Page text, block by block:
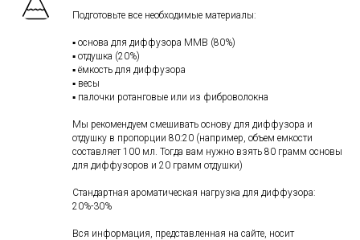
Подготовьте все необходимые материалы:
▪️ основа для диффузора MMB (80%)
▪️ отдушка (20%)
▪️ ёмкость для диффузора
▪️ весы
▪️ палочки ротанговые или из фиброволокна
Мы рекомендуем смешивать основу для диффузора и
отдушку в пропорции 80:20 (например, объем емкости
составляет 100 мл. Тогда вам нужно взять 80 грамм основы
для диффузоров и 20 грамм отдушки)
Стандартная ароматическая нагрузка для диффузора:
20%-30%
Вся информация, представленная на сайте, носит